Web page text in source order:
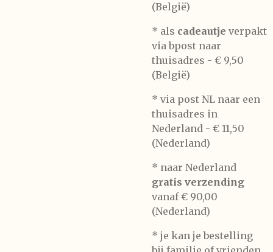
(België)
* als cadeautje verpakt
via bpost naar
thuisadres - € 9,50
(België)
* via post NL naar een
thuisadres in
Nederland - € 11,50
(Nederland)
* naar Nederland
gratis verzending
vanaf € 90,00
(Nederland)
* je kan je bestelling